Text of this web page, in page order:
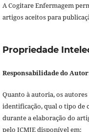
A Cogitare Enfermagem
artigos aceitos para
Propriedade
Responsabilidade do
Quanto à autoria, os
identificação, qual o tipo
durante a elaboração do
pelo ICMJE disponível em: